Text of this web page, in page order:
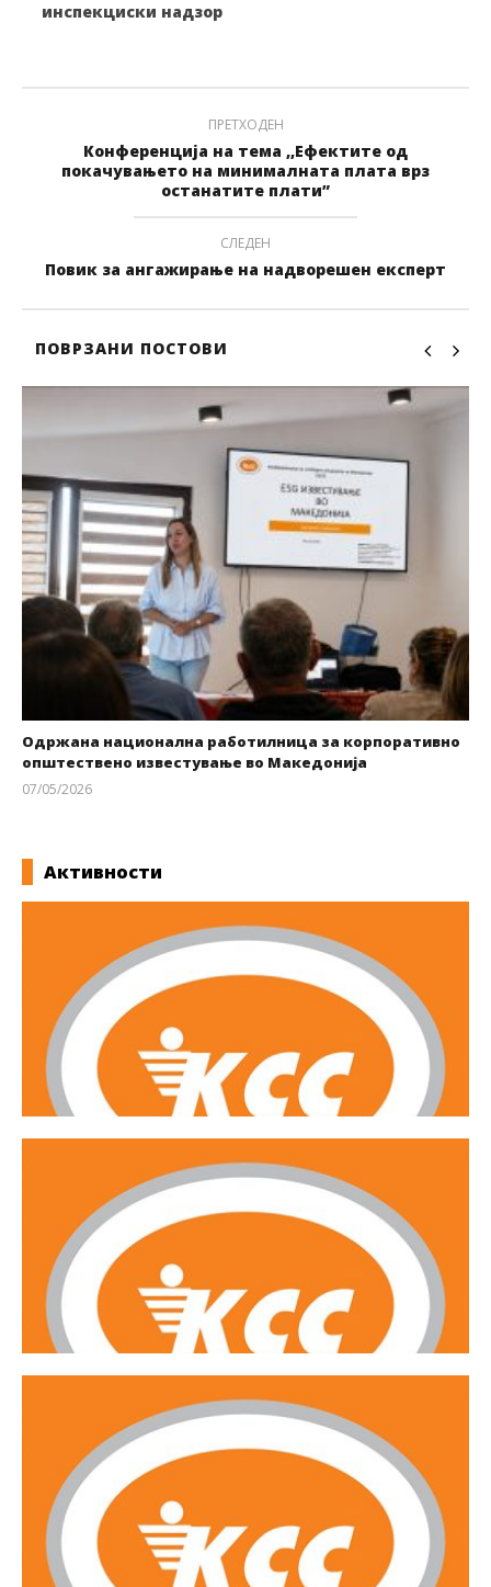
инспекциски надзор
ПРЕТХОДЕН
Конференција на тема ,,Ефектите од
покачувањето на минималната плата врз
останатите плати”
СЛЕДЕН
Повик за ангажирање на надворешен експерт
ПОВРЗАНИ ПОСТОВИ
Одржана национална работилница за корпоративно
општествено известување во Македонија
07/05/2026
Активности